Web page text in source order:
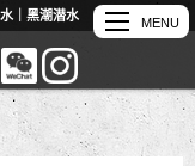
｜黑潮潜水